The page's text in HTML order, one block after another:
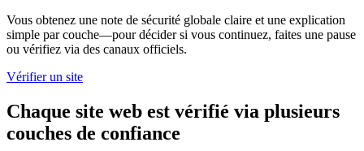
Vous obtenez une note de sécurité globale claire et une explication
simple par couche—pour décider si vous continuez, faites une pause
ou vérifiez via des canaux officiels.
Vérifier un site
Chaque site web est vérifié via plusieurs
couches de confiance